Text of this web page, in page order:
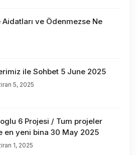
ve Ödenmezse Ne
ile Sohbet 5 June 2025
5, 2025
6 Projesi / Tum projeler
en yeni bina 30 May 2025
1, 2025